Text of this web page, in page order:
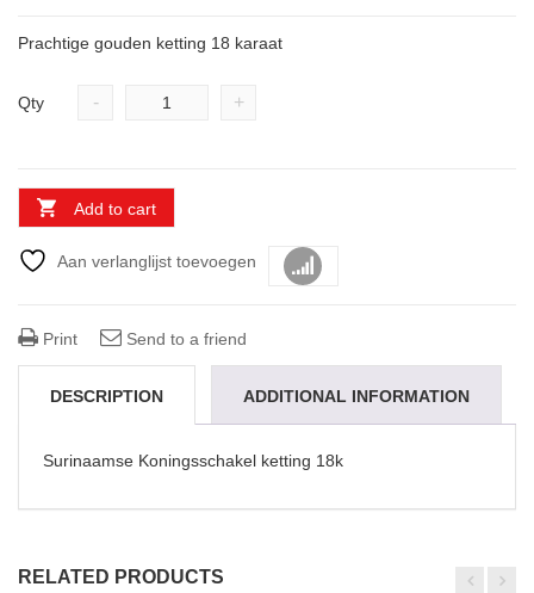
Prachtige gouden ketting 18 karaat
Qty - +
Add to cart
Aan verlanglijst toevoegen
Print Send to a friend
DESCRIPTION ADDITIONAL INFORMATION
Surinaamse Koningsschakel ketting 18k
RELATED PRODUCTS